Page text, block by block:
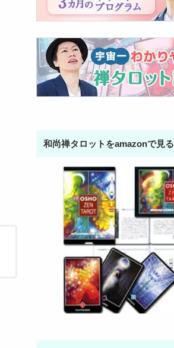
和尚禅タロットをamazonで見る